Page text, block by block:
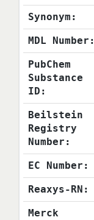
Synonym:
MDL Number:
PubChem
Substance
ID:
Beilstein
Registry
Number:
EC Number:
Reaxys-RN:
Merck